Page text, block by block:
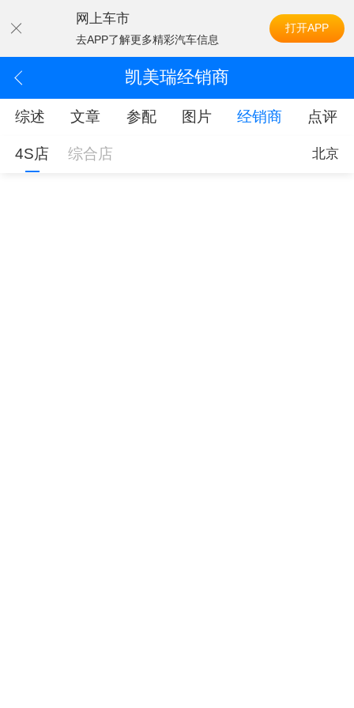
网上车市
去APP了解更多精彩汽车信息
打开APP
凯美瑞经销商
综述 文章 参配 图片 经销商 点评
4S店 综合店 北京